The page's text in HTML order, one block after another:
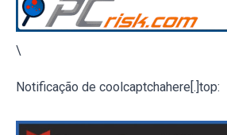
\
Notificação de coolcaptchahere[.]top: